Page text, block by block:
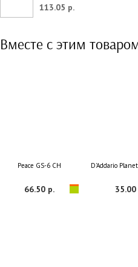
113.05 р.
Вместе с этим
Peace GS-6 CH
66.50 р.
D'Addario
35.00